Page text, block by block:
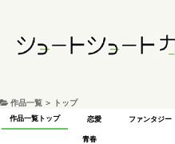
作品一覧 ＞ トップ
作品一覧トップ 恋愛 ファンタジー
青春